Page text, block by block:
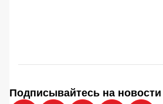
Подписывайтесь на новости